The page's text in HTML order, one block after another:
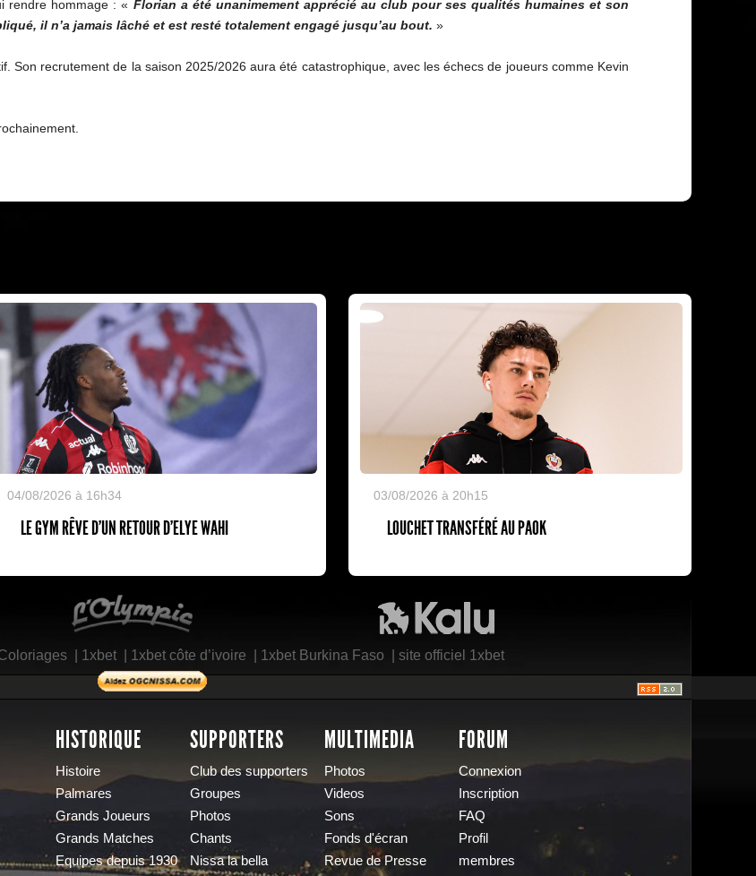
rendre hommage : « Florian a été unanimement apprécié au club pour ses qualités humaines et son
il n’a jamais lâché et est resté totalement engagé jusqu’au bout. »
Son recrutement de la saison 2025/2026 aura été catastrophique, avec les échecs de joueurs comme Kevin
04/08/2026 à 16h34
LE GYM RÊVE D’UN RETOUR D’ELYE WAHI
03/08/2026 à 20h15
LOUCHET TRANSFÉRÉ AU PAOK
| 1xbet| 1xbet côte d’ivoire 1xbet Burkina Faso site officiel 1xbet
HISTORIQUE
Histoire
Palmares
Grands Joueurs
Grands Matches
Equipes depuis 1930
SUPPORTERS
Club des supporters
Groupes
Photos
Chants
Nissa la bella
MULTIMEDIA
Photos
Videos
Sons
Fonds d'écran
Revue de Presse
FORUM
Connexion
Inscription
FAQ
Profil
membres